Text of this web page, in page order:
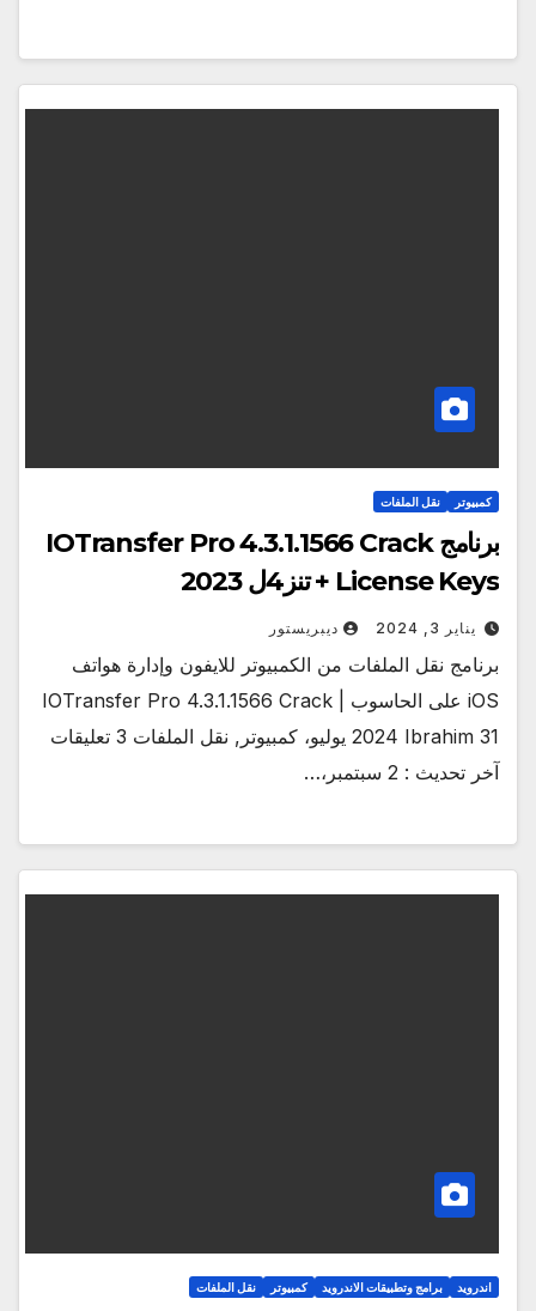
كمبيوتر نقل الملفات
برنامج IOTransfer Pro 4.3.1.1566 Crack
+ License Keys تنز4ل 2023
يناير 3, 2024 ديبريستور
برنامج نقل الملفات من الكمبيوتر للايفون وإدارة هواتف
iOS على الحاسوب | IOTransfer Pro 4.3.1.1566 Crack
2024 Ibrahim 31 يوليو، كمبيوتر, نقل الملفات 3 تعليقات
آخر تحديث : 2 سبتمبر،…
اندرويد برامج وتطبيقات الاندرويد كمبيوتر نقل الملفات